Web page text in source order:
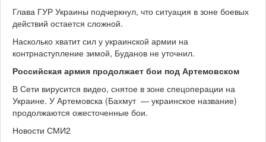
Глава ГУР Украины подчеркнул, что ситуация в зоне боевых
действий остается сложной.
Насколько хватит сил у украинской армии на
контрнаступление зимой, Буданов не уточнил.
Российская армия продолжает бои под Артемовском
В Сети вирусится видео, снятое в зоне спецоперации на
Украине. У Артемовска (Бахмут — украинское название)
продолжаются ожесточенные бои.
Новости СМИ2